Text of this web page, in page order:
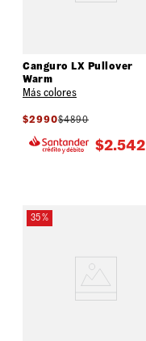
Canguro LX Pullover
Warm
Más colores
$2990$4890
$2.542
35 %